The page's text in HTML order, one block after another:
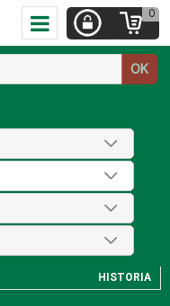
0
OK
HISTORIA